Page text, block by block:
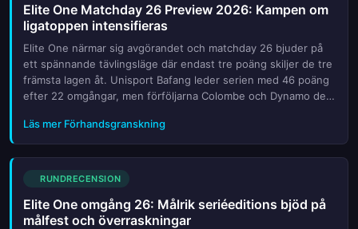
Elite One Matchday 26 Preview 2026: Kampen om
ligatoppen intensifieras
Elite One närmar sig avgörandet och matchday 26 bjuder på
ett spännande tävlingsläge där endast tre poäng skiljer de tre
främsta lagen åt. Unisport Bafang leder serien med 46 poäng
efter 22 omgångar, men förföljarna Colombe och Dynamo de
Läs mer Förhandsgranskning
RUNDRECENSION
Elite One omgång 26: Målrik seriéeditions bjöd på
målfest och överraskningar